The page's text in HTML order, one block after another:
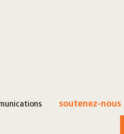
soutenez-nous